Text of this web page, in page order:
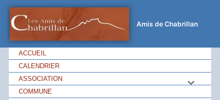
Amis de Chabrillan
ACCUEIL
CALENDRIER
ASSOCIATION
COMMUNE